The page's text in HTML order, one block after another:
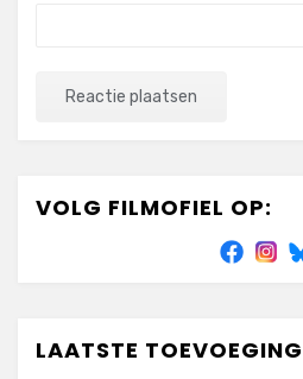
VOLG FILMOFIEL OP:
LAATSTE